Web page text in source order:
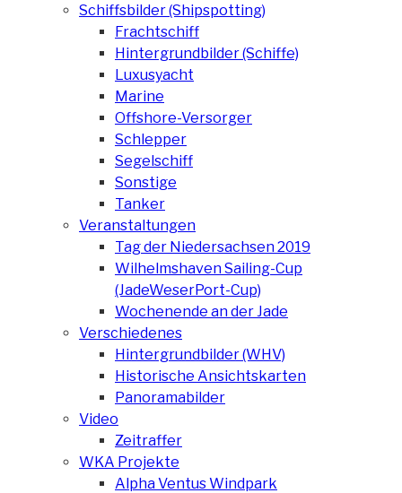
Schiffsbilder (Shipspotting)
Frachtschiff
Hintergrundbilder (Schiffe)
Luxusyacht
Marine
Offshore-Versorger
Schlepper
Segelschiff
Sonstige
Tanker
Veranstaltungen
Tag der Niedersachsen 2019
Wilhelmshaven Sailing-Cup
(JadeWeserPort-Cup)
Wochenende an der Jade
Verschiedenes
Hintergrundbilder (WHV)
Historische Ansichtskarten
Panoramabilder
Video
Zeitraffer
WKA Projekte
Alpha Ventus Windpark